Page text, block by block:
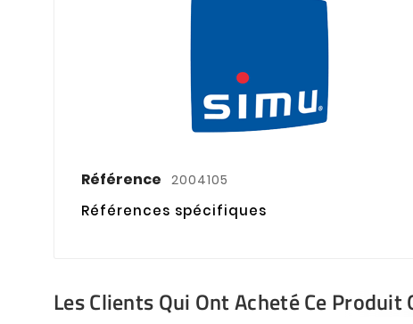
Référence 2004105
Références spécifiques
Les Clients Qui Ont Acheté Ce